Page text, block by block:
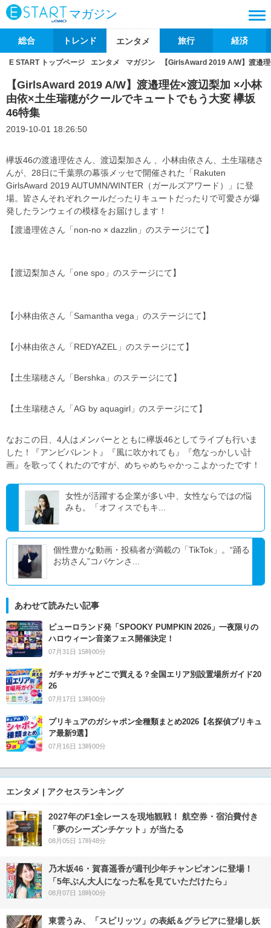
マガジン
総合 トレンド エンタメ 旅行 経済
E START トップページ エンタメ マガジン 【GirlsAward 2019 A/W】渡邉
【GirlsAward 2019 A/W】渡邉理佐×渡辺梨加 ×小林
由依×土生瑞穂がクールでキュートでもう大変 欅坂
46特集
2019-10-01 18:26:50
欅坂46の渡邉理佐さん、渡辺梨加さん 、小林由依さん、土生瑞穂さ
んが、28日に千葉県の幕張メッセで開催された「Rakuten
GirlsAward 2019 AUTUMN/WINTER（ガールズアワード）」に登
場。皆さんそれぞれクールだったりキュートだったりで可愛さが爆
発したランウェイの模様をお届けします！
【渡邉理佐さん「non-no × dazzlin」のステージにて】
【渡辺梨加さん「one spo」のステージにて】
【小林由依さん「Samantha vega」のステージにて】
【小林由依さん「REDYAZEL」のステージにて】
【土生瑞穂さん「Bershka」のステージにて】
【土生瑞穂さん「AG by aquagirl」のステージにて】
なおこの日、4人はメンバーとともに欅坂46としてライブも行いま
した！『アンビバレント』『風に吹かれても』『危なっかしい計
画』を歌ってくれたのですが、めちゃめちゃかっこよかったです！
女性が活躍する企業が多い中、女性ならではの悩
みも。「オフィスでもキ...
個性豊かな動画・投稿者が満載の「TikTok」。“踊る
お坊さん”コバケンさ...
あわせて読みたい記事
ピューロランド発「SPOOKY PUMPKIN 2026」一夜限りの
ハロウィーン音楽フェス開催決定！
07月31日 15時00分
ガチャガチャどこで買える？全国エリア別設置場所ガイド20
26
07月17日 13時00分
プリキュアのガシャポン全種類まとめ2026【名探偵プリキュ
ア最新9選】
07月16日 13時00分
エンタメ | アクセスランキング
2027年のF1全レースを現地観戦！ 航空券・宿泊費付き
「夢のシーズンチケット」が当たる
08月05日 17時48分
乃木坂46・賀喜遥香が週刊少年チャンピオンに登場！
「5年ぶん大人になった私を見ていただけたら」
08月07日 18時00分
東雲うみ、「スピリッツ」の表紙＆グラビアに登場し妖